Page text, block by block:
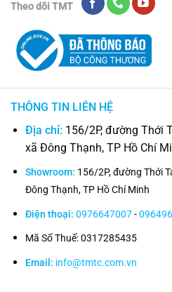
Theo dõi TMT
THÔNG TIN LIÊN HỆ
Địa chỉ: 156/2P, đường Thới
xã Đông Thạnh, TP Hồ Chí
Showroom: 156/2P, đường Thới
Đông Thạnh, TP Hồ Chí Minh
Điện thoại: 0976647007-
Mã Số Thuế: 0317285435
Email: info@tmtc.com.vn